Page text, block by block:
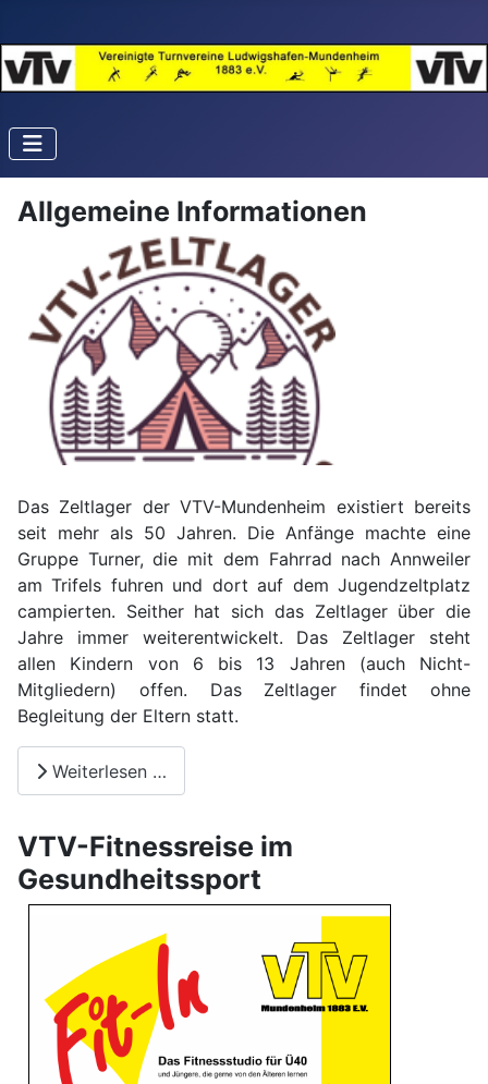
Allgemeine Informationen
Das Zeltlager der VTV-Mundenheim existiert bereits
seit mehr als 50 Jahren. Die Anfänge machte eine
Gruppe Turner, die mit dem Fahrrad nach Annweiler
am Trifels fuhren und dort auf dem Jugendzeltplatz
campierten. Seither hat sich das Zeltlager über die
Jahre immer weiterentwickelt. Das Zeltlager steht
allen Kindern von 6 bis 13 Jahren (auch Nicht-
Mitgliedern) offen. Das Zeltlager findet ohne
Begleitung der Eltern statt.
Weiterlesen …
VTV-Fitnessreise im
Gesundheitssport